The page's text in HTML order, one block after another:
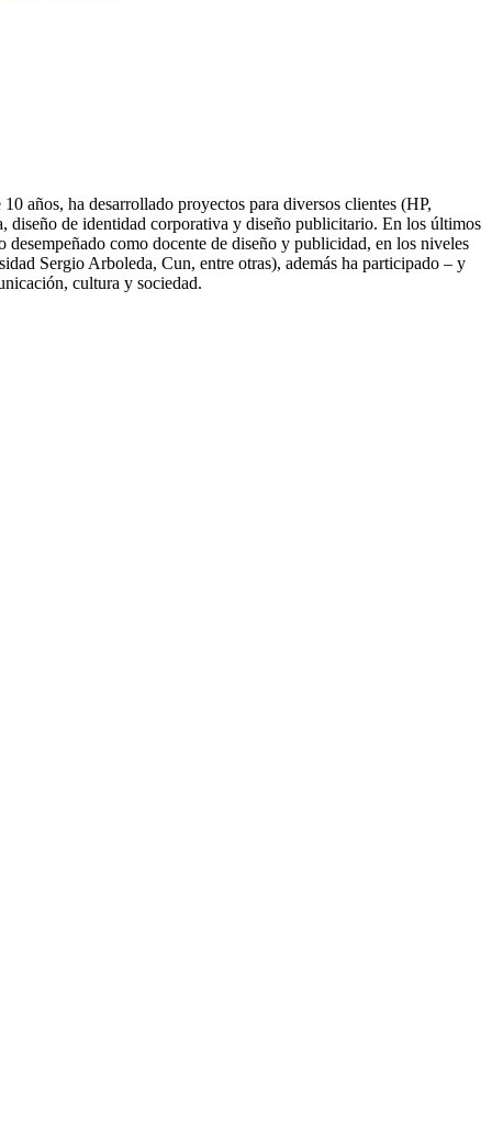
años, ha desarrollado proyectos para diversos clientes (HP,
de identidad corporativa y diseño publicitario. En los últimos
como docente de diseño y publicidad, en los niveles
Sergio Arboleda, Cun, entre otras), además ha participado – y
cultura y sociedad.